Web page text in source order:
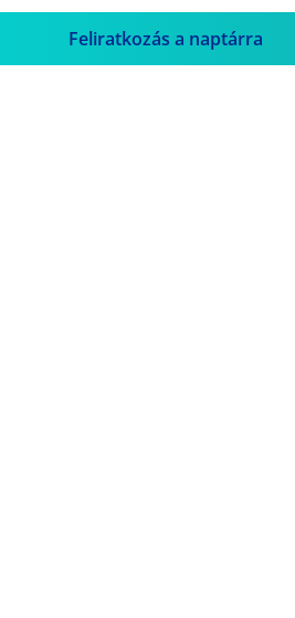
Feliratkozás a naptárra